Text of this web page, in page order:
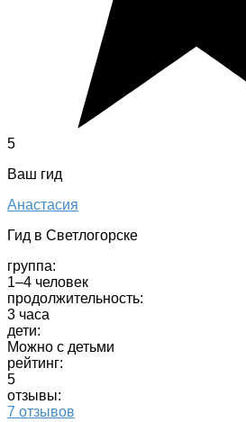
5
Ваш гид
Анастасия
Гид в Светлогорске
группа:
1–4 человек
продолжительность:
3 часа
дети:
Можно с детьми
рейтинг:
5
отзывы:
7 отзывов